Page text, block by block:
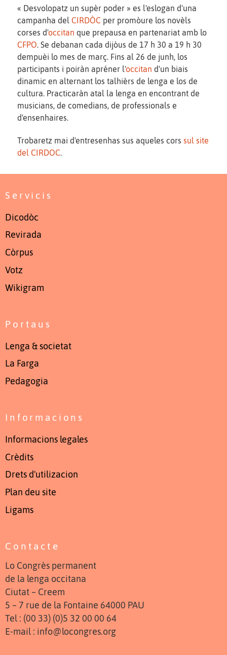
« Desvolopatz un supèr poder » es l'eslogan d'una
campanha del CIRDÒC per promòure los novèls
corses d'occitan que prepausa en partenariat amb lo
CFPO. Se debanan cada dijòus de 17 h 30 a 19 h 30
dempuèi lo mes de març. Fins al 26 de junh, los
participants i poiràn apréner l'occitan d'un biais
dinamic en alternant los talhièrs de lenga e los de
cultura. Practicaràn atal la lenga en encontrant de
musicians, de comedians, de professionals e
d'ensenhaires.
Trobaretz mai d'entresenhas sus aqueles cors sul site
del CIRDOC
Servicis
Dicodòc
Revirada
Còrpus
Votz
Wikigram
Portaus
Lenga & societat
La Farga
Pedagogia
Informacions
Informacions legales
Crèdits
Drets d'utilizacion
Plan deu site
Ligams
Contacte
Lo Congrès permanent
de la lenga occitana
Ciutat – Creem
5 – 7 rue de la Fontaine 64000 PAU
Tel : (00 33) (0)5 32 00 00 64
E-mail : info@locongres.org